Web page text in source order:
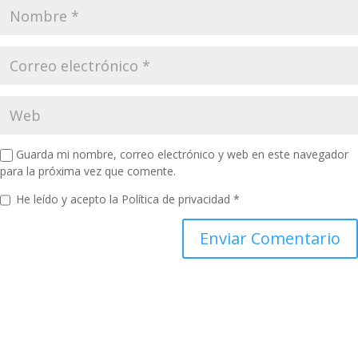
Guarda mi nombre, correo electrónico y web en este navegador
para la próxima vez que comente.
He leído y acepto la Política de privacidad *